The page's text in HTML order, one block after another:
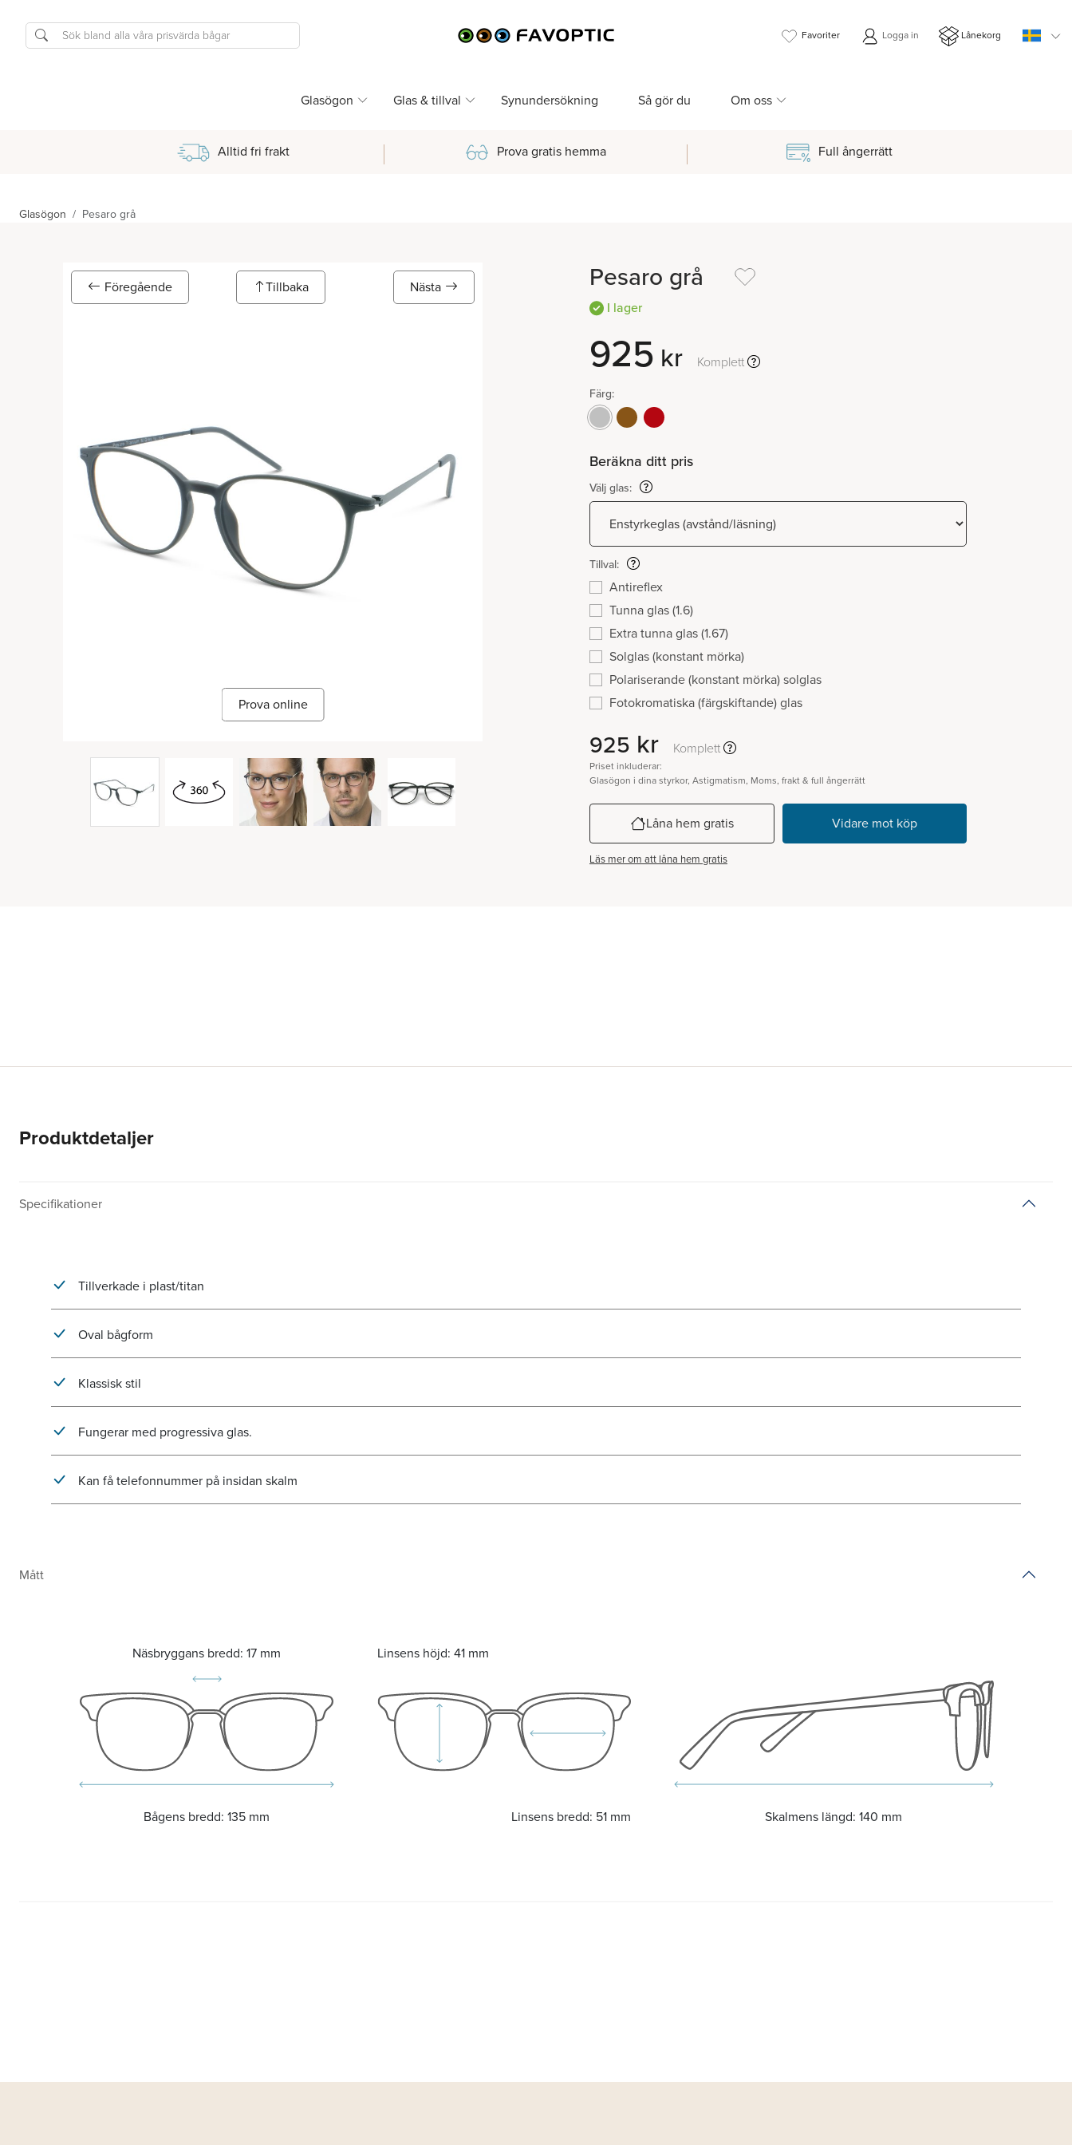
Favoriter Logga in Lånekorg
Glasögon Glas & tillval Synundersökning Så gör du Om oss
Alltid fri frakt Prova gratis hemma Full ångerrätt
Glasögon Pesaro grå
Föregående Tillbaka Nästa
Prova online
Pesaro grå
I lager
925 kr Komplett
Färg:
Beräkna ditt pris
Välj glas:
Tillval:
Antireflex
Tunna glas (1.6)
Extra tunna glas (1.67)
Solglas (konstant mörka)
Polariserande (konstant mörka) solglas
Fotokromatiska (färgskiftande) glas
925 kr Komplett
Priset inkluderar:
Glasögon i dina styrkor, Astigmatism, Moms, frakt & full ångerrätt
Låna hem gratis
Läs mer om att låna hem gratis
Produktdetaljer
Specifikationer
Tillverkade i plast/titan
Oval bågform
Klassisk stil
Fungerar med progressiva glas.
Kan få telefonnummer på insidan skalm
Mått
Näsbryggans bredd: 17 mm
Bågens bredd: 135 mm
Linsens höjd: 41 mm
Linsens bredd: 51 mm Skalmens längd: 140 mm